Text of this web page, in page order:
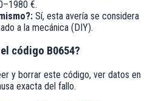
€.
Sí, esta avería se considera
a la mecánica (DIY).
código B0654?
y borrar este código, ver datos en
exacta del fallo.